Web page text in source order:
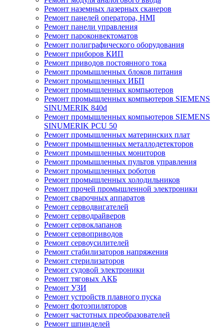
Ремонт наземных лазерных сканеров
Ремонт панелей оператора, HMI
Ремонт панели управления
Ремонт пароконвектоматов
Ремонт полиграфического оборудования
Ремонт приборов КИП
Ремонт приводов постоянного тока
Ремонт промышленных блоков питания
Ремонт промышленных ИБП
Ремонт промышленных компьютеров
Ремонт промышленных компьютеров SIEMENS
SINUMERIK 840d
Ремонт промышленных компьютеров SIEMENS
SINUMERIK PCU 50
Ремонт промышленных материнских плат
Ремонт промышленных металлодетекторов
Ремонт промышленных мониторов
Ремонт промышленных пультов управления
Ремонт промышленных роботов
Ремонт промышленных холодильников
Ремонт прочей промышленной электроники
Ремонт сварочных аппаратов
Ремонт серводвигателей
Ремонт серводрайверов
Ремонт сервоклапанов
Ремонт сервоприводов
Ремонт сервоусилителей
Ремонт стабилизаторов напряжения
Ремонт стерилизаторов
Ремонт судовой электроники
Ремонт тяговых АКБ
Ремонт УЗИ
Ремонт устройств плавного пуска
Ремонт фотоэпиляторов
Ремонт частотных преобразователей
Ремонт шпинделей